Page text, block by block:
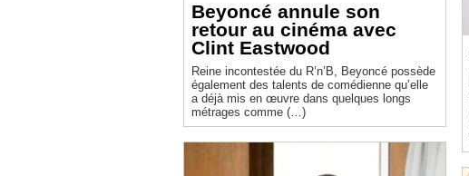
Beyoncé annule son
retour au cinéma avec
Clint Eastwood
Reine incontestée du R’n’B, Beyoncé possède
également des talents de comédienne qu’elle
a déjà mis en œuvre dans quelques longs
métrages comme (…)